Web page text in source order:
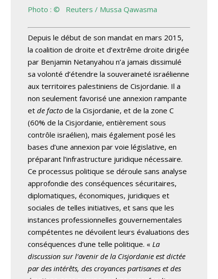
Photo : © Reuters / Mussa Qawasma
Depuis le début de son mandat en mars 2015,
la coalition de droite et d’extrême droite dirigée
par Benjamin Netanyahou n’a jamais dissimulé
sa volonté d’étendre la souveraineté israélienne
aux territoires palestiniens de Cisjordanie. Il a
non seulement favorisé une annexion rampante
etde facto de la Cisjordanie, et de la zone C
(60% de la Cisjordanie, entièrement sous
contrôle israélien), mais également posé les
bases d’une annexion par voie législative, en
préparant l’infrastructure juridique nécessaire.
Ce processus politique se déroule sans analyse
approfondie des conséquences sécuritaires,
diplomatiques, économiques, juridiques et
sociales de telles initiatives, et sans que les
instances professionnelles gouvernementales
compétentes ne dévoilent leurs évaluations des
conséquences d’une telle politique. «La
discussion sur l’avenir de la Cisjordanie est dictée
par des intérêts, des croyances partisanes et des